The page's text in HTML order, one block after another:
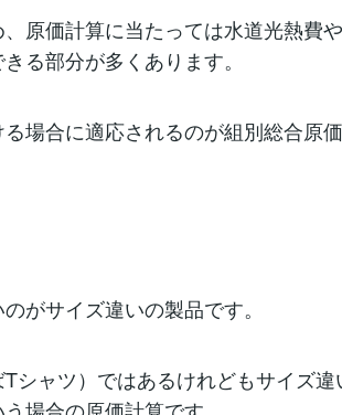
原価計算に当たっては水道光熱費
る部分が多くあります。
場合に適応されるのが組別総合原価
がサイズ違いの製品です。
シャツ）ではあるけれどもサイズ